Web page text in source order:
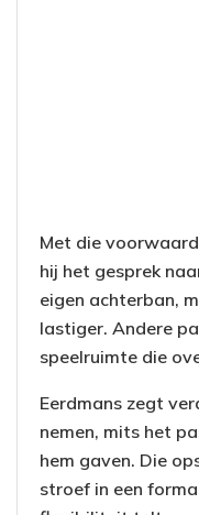
Met die
hij het gesprek
eigen achterban,
lastiger. Andere
speelruimte die
Eerdmans zegt
nemen, mits het
hem gaven. Die
stroef in een